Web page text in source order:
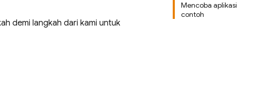
Mencoba aplikasi
contoh
demi langkah dari kami untuk